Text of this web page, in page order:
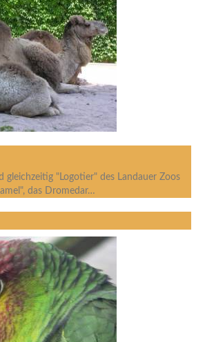
gleichzeitig "Logotier" des Landauer Zoos
das Dromedar…